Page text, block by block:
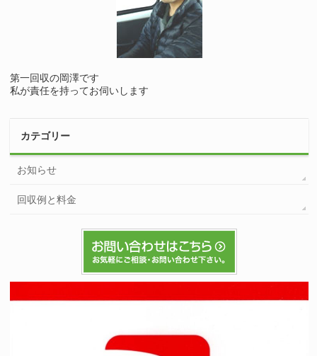
第一回収の岡澤です
私が責任を持ってお伺いします
カテゴリー
お知らせ
回収例と料金